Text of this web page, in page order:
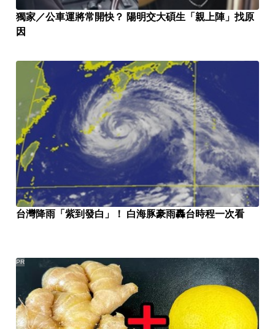
獨家／公車運將常開快？ 陽明交大碩生「親上陣」找原
因
台灣降雨「紫到發白」！ 白海豚豪雨轟台時程一次看
PR